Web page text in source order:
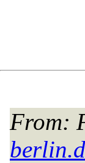
From: